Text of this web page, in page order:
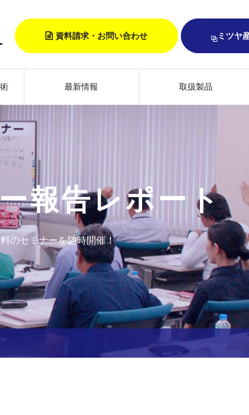
資料請求・お問い合わせ ミツヤ
最新情報 取扱製品
報告レポート
のセミナーを随時開催！